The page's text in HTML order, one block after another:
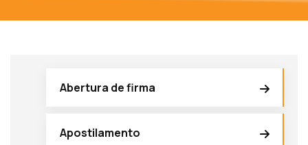
Abertura de firma
Apostilamento